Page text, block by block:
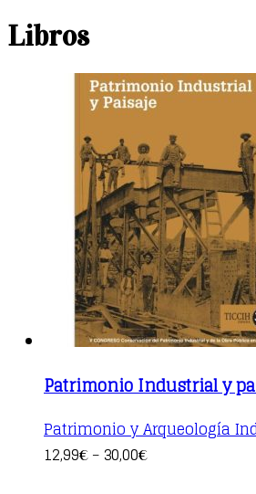
Libros
Patrimonio Industrial y
Patrimonio y Arqueología
This
product
12,99€ – 30,00€